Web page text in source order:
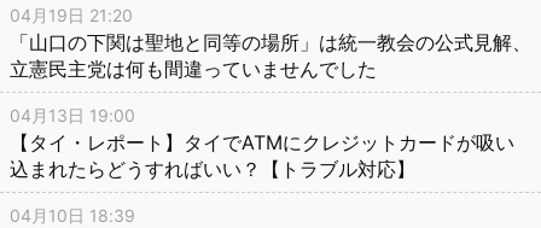
04月19日 21:20
「山口の下関は聖地と同等の場所」は統一教会の公式見解、
立憲民主党は何も間違っていませんでした
04月13日 19:00
【タイ・レポート】タイでATMにクレジットカードが吸い
込まれたらどうすればいい？【トラブル対応】
04月10日 18:39